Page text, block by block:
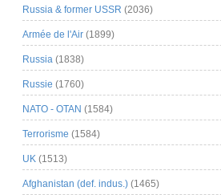
Russia & former USSR (2036)
Armée de l'Air (1899)
Russia (1838)
Russie (1760)
NATO - OTAN (1584)
Terrorisme (1584)
UK (1513)
Afghanistan (def. indus.) (1465)